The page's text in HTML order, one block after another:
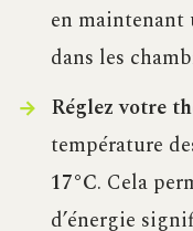
en
dans les
Réglez votre
température
17°C. Cela
d’énergie